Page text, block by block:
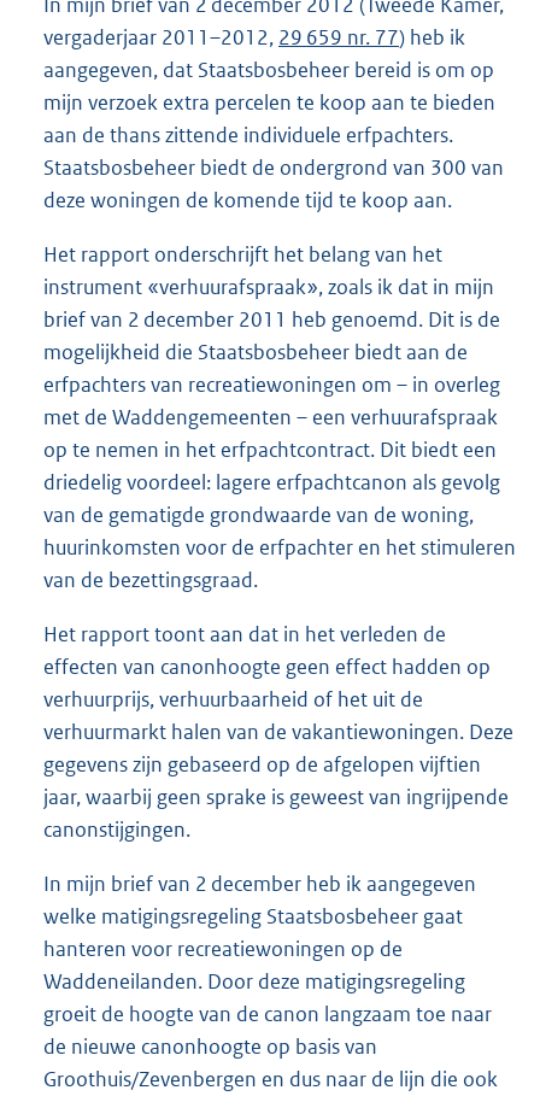
vergaderjaar 2011–2012, 29 659 nr. 77) heb ik
aangegeven, dat Staatsbosbeheer bereid is om op
mijn verzoek extra percelen te koop aan te bieden
aan de thans zittende individuele erfpachters.
Staatsbosbeheer biedt de ondergrond van 300 van
deze woningen de komende tijd te koop aan.
Het rapport onderschrijft het belang van het
instrument «verhuurafspraak», zoals ik dat in mijn
brief van 2 december 2011 heb genoemd. Dit is de
mogelijkheid die Staatsbosbeheer biedt aan de
erfpachters van recreatiewoningen om – in overleg
met de Waddengemeenten – een verhuurafspraak
op te nemen in het erfpachtcontract. Dit biedt een
driedelig voordeel: lagere erfpachtcanon als gevolg
van de gematigde grondwaarde van de woning,
huurinkomsten voor de erfpachter en het stimuleren
van de bezettingsgraad.
Het rapport toont aan dat in het verleden de
effecten van canonhoogte geen effect hadden op
verhuurprijs, verhuurbaarheid of het uit de
verhuurmarkt halen van de vakantiewoningen. Deze
gegevens zijn gebaseerd op de afgelopen vijftien
jaar, waarbij geen sprake is geweest van ingrijpende
canonstijgingen.
In mijn brief van 2 december heb ik aangegeven
welke matigingsregeling Staatsbosbeheer gaat
hanteren voor recreatiewoningen op de
Waddeneilanden. Door deze matigingsregeling
groeit de hoogte van de canon langzaam toe naar
de nieuwe canonhoogte op basis van
Groothuis/Zevenbergen en dus naar de lijn die ook